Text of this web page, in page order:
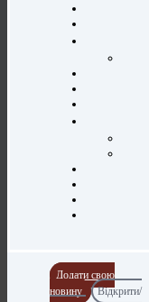
Додати свою
новину
Відкрити/